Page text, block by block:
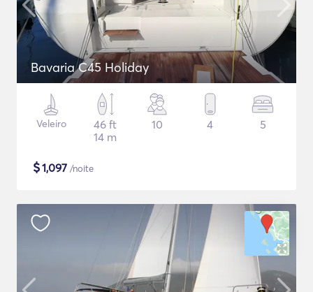
Bavaria C45 Holiday
Veleiro
46 ft
14 m
10 4 5
$1,097 /noite